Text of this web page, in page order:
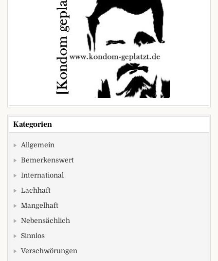
Kategorien
Allgemein
Bemerkenswert
International
Lachhaft
Mangelhaft
Nebensächlich
Sinnlos
Verschwörungen